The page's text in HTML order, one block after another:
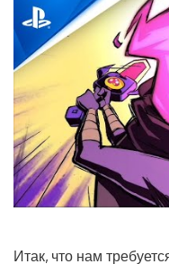
Итак, что нам